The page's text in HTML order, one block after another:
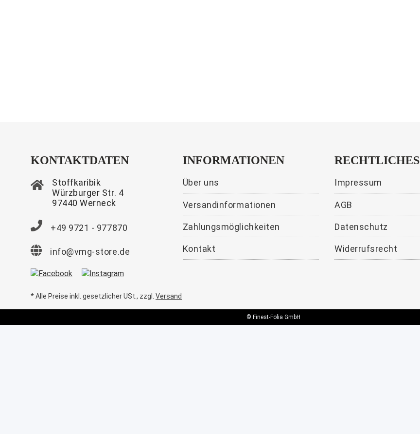
049 Light Sand
11,99 €*
13,98 €
021 Hunter
11,99 €*
KONTAKTDATEN
Stoffkaribik
Würzburger Str. 4
97440 Werneck
+49 9721 - 977870
info@vmg-store.de
INFORMATIONEN
Über uns
Versandinformationen
Zahlungsmöglichkeiten
Kontakt
RECHTLICHES
Impressum
AGB
Datenschutz
Widerrufsrecht
* Alle Preise inkl. gesetzlicher USt., zzgl. Versand
© Finest-Folia GmbH